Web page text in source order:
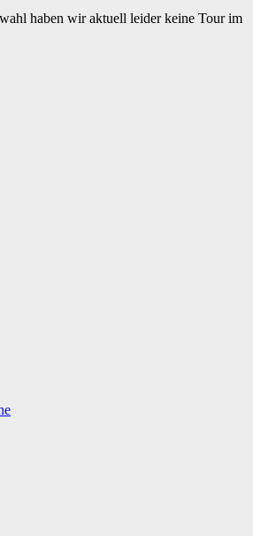
haben wir aktuell leider keine Tour im